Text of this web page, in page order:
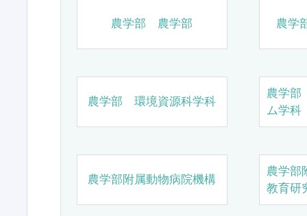
農学部 農学部 農学
農学部 環境資源科学科
農学
ム学科
農学部附属動物病院機構
農学部
教育研